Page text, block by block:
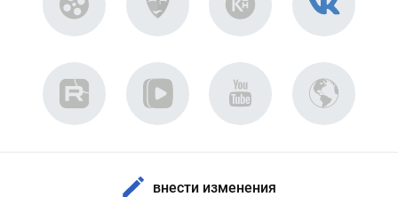
внести изменения